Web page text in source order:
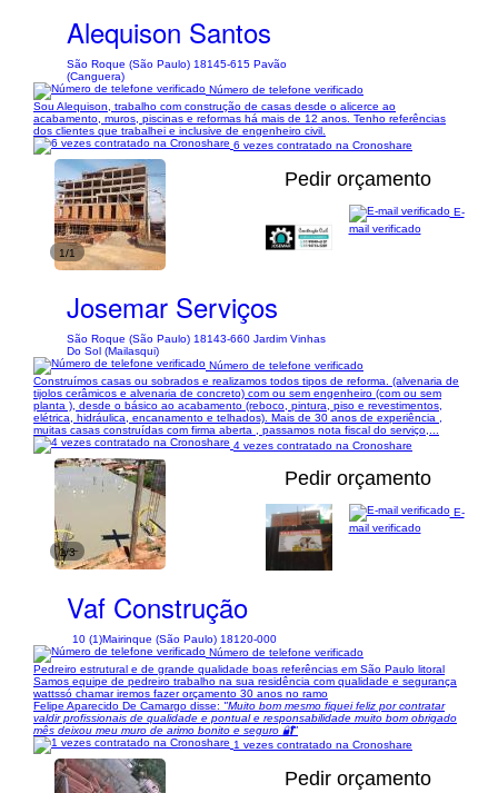
Alequison Santos
São Roque (São Paulo) 18145-615 Pavão
(Canguera)
Número de telefone verificado
Sou Alequison, trabalho com construção de casas desde o alicerce ao
acabamento, muros, piscinas e reformas há mais de 12 anos. Tenho referências
dos clientes que trabalhei e inclusive de engenheiro civil.
6 vezes contratado na Cronoshare
1/1
Pedir orçamento
Josemar Serviços
São Roque (São Paulo) 18143-660 Jardim Vinhas
Do Sol (Mailasqui)
E-
mail verificado
Número de telefone verificado
Construímos casas ou sobrados e realizamos todos tipos de reforma. (alvenaria de
tijolos cerâmicos e alvenaria de concreto) com ou sem engenheiro (com ou sem
planta ), desde o básico ao acabamento (reboco, pintura, piso e revestimentos,
elétrica, hidráulica, encanamento e telhados). Mais de 30 anos de experiência ,
muitas casas construídas com firma aberta , passamos nota fiscal do serviço,...
4 vezes contratado na Cronoshare
1/3
Pedir orçamento
Vaf Construção
10 (1)Mairinque (São Paulo) 18120-000
E-
mail verificado
Número de telefone verificado
Pedreiro estrutural e de grande qualidade boas referências em São Paulo litoral
Samos equipe de pedreiro trabalho na sua residência com qualidade e segurança
wattssó chamar iremos fazer orçamento 30 anos no ramo
Felipe Aparecido De Camargo disse: "Muito bom mesmo fiquei feliz por contratar
valdir profissionais de qualidade e pontual e responsabilidade muito bom obrigado
mês deixou meu muro de arimo bonito e seguro 🔐"
1 vezes contratado na Cronoshare
Pedir orçamento